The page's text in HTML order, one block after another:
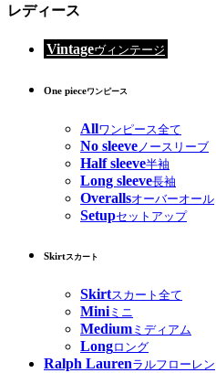
レディース
Vintageヴィンテージ
One pieceワンピース
Allワンピース全て
No sleeve ノースリーブ
Half sleeve半袖
Long sleeve長袖
Overallsオーバーオール
Setupセットアップ
Skirtスカート
Skirtスカート全て
Miniミニ
Medium ミディアム
Longロング
Ralph Laurenラルフローレン